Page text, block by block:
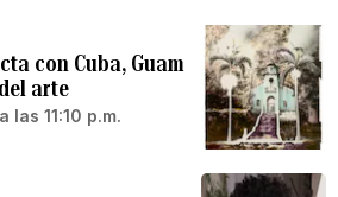
con Cuba, Guam
arte
11:10 p.m.